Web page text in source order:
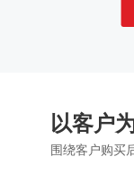
以客户
围绕客户购买